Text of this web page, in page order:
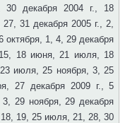
декабря 2004 г., 18
31 декабря 2005 г., 2,
1, 4, 29 декабря
18 июня, 21 июля, 18
июля, 25 ноября, 3, 25
27 декабря 2009 г., 5
29 ноября, 29 декабря
19, 25 июля, 21, 28, 30